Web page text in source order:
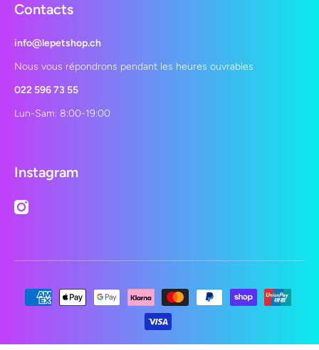
Contacts
info@lepetshop.ch
Nous vous répondrons pendant les heures ouvrables
022 596 73 55
Lun-Sam: 8:00-19:00
Instagram
instagramcom/lepetshopch/
Moyens de paiement